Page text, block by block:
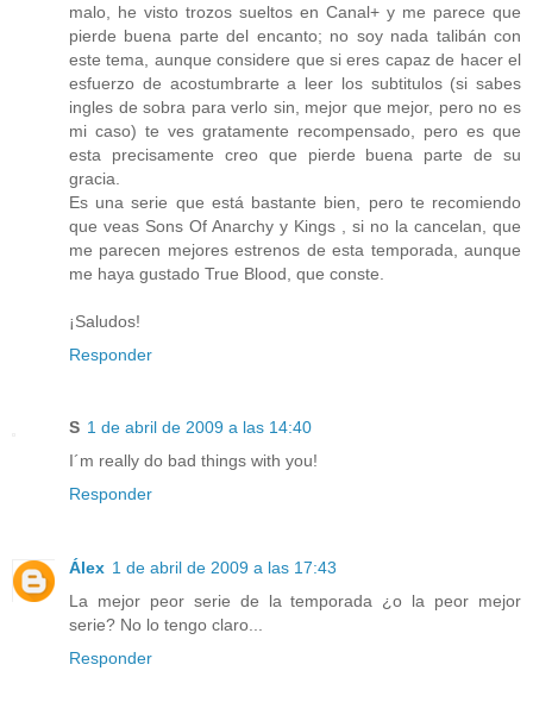
malo, he visto trozos sueltos en Canal+ y me parece que
pierde buena parte del encanto; no soy nada talibán con
este tema, aunque considere que si eres capaz de hacer el
esfuerzo de acostumbrarte a leer los subtitulos (si sabes
ingles de sobra para verlo sin, mejor que mejor, pero no es
mi caso) te ves gratamente recompensado, pero es que
esta precisamente creo que pierde buena parte de su
gracia.
Es una serie que está bastante bien, pero te recomiendo
que veas Sons Of Anarchy y Kings , si no la cancelan, que
me parecen mejores estrenos de esta temporada, aunque
me haya gustado True Blood, que conste.
¡Saludos!
Responder
S 1 de abril de 2009 a las 14:40
I´m really do bad things with you!
Responder
Álex 1 de abril de 2009 a las 17:43
La mejor peor serie de la temporada ¿o la peor mejor
serie? No lo tengo claro...
Responder